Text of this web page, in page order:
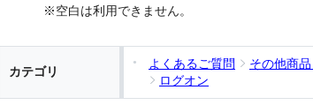
※空白は利用できません。
カテゴリ
よくあるご質問 その他商
ログオン